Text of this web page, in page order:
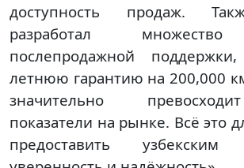
доступность продаж.
разработал
послепродажной
летнюю гарантию на 200,000
значительно
показатели на рынке. Всё это
предоставить узбекским